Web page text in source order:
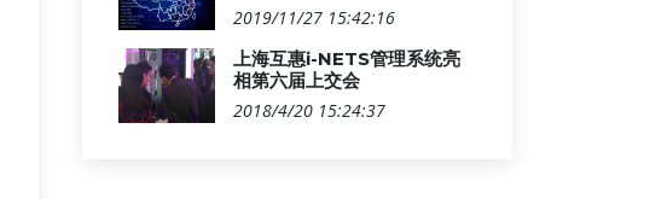
2019/11/27 15:42:16
上海互惠i-NETS管理系统亮
相第六届上交会
2018/4/20 15:24:37